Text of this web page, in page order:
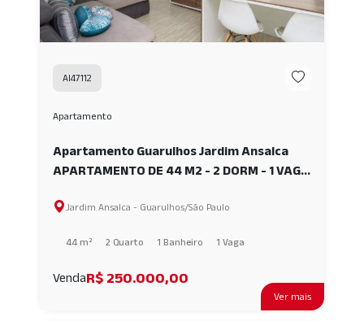
Ver mais
AI47112
Apartamento
Apartamento Guarulhos Jardim Ansalca
APARTAMENTO DE 44 M2 - 2 DORM - 1 VAGA
Jardim Ansalca - Guarulhos/São Paulo
44 m² 2 Quarto 1 Banheiro 1 Vaga
VendaR$ 250.000,00